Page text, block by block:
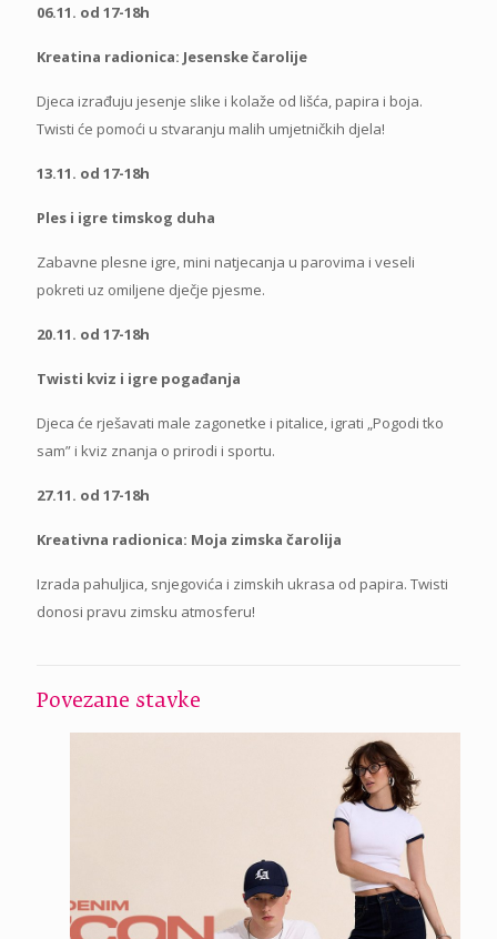
06.11. od 17-18h
Kreatina radionica: Jesenske čarolije
Djeca izrađuju jesenje slike i kolaže od lišća, papira i boja.
Twisti će pomoći u stvaranju malih umjetničkih djela!
13.11. od 17-18h
Ples i igre timskog duha
Zabavne plesne igre, mini natjecanja u parovima i veseli
pokreti uz omiljene dječje pjesme.
20.11. od 17-18h
Twisti kviz i igre pogađanja
Djeca će rješavati male zagonetke i pitalice, igrati „Pogodi tko
sam” i kviz znanja o prirodi i sportu.
27.11. od 17-18h
Kreativna radionica: Moja zimska čarolija
Izrada pahuljica, snjegovića i zimskih ukrasa od papira. Twisti
donosi pravu zimsku atmosferu!
Povezane stavke